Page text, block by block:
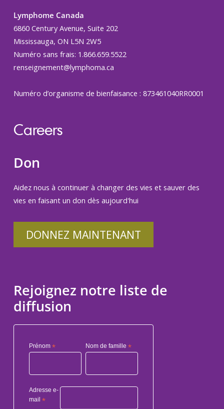
Lymphome Canada
6860 Century Avenue, Suite 202
Mississauga, ON L5N 2W5
Numéro sans frais: 1.866.659.5522
renseignement@lymphoma.ca
Numéro d’organisme de bienfaisance : 873461040RR0001
Careers
Don
Aidez nous à continuer à changer des vies et sauver des
vies en faisant un don dès aujourd'hui
DONNEZ MAINTENANT
Rejoignez notre liste de
diffusion
Prénom * Nom de famille*
Adresse e-
mail *